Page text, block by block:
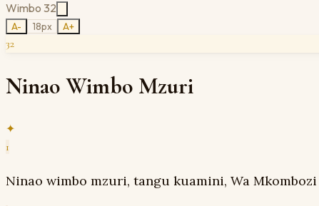
Wimbo 32
A- 18px A+
32
Ninao Wimbo Mzuri
✦
1
Ninao wimbo mzuri, tangu kuamini, Wa